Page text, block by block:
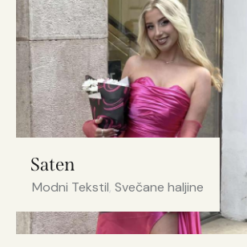
Saten
Modni Tekstil, Svečane haljine